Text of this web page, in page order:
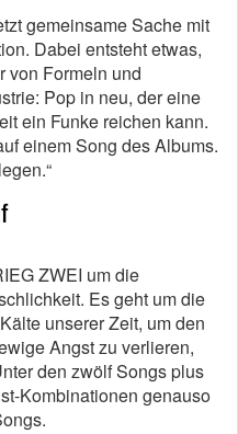
gemeinsame Sache mit
Dabei entsteht etwas,
von Formeln und
Pop in neu, der eine
ein Funke reichen kann.
einem Song des Albums.
ZWEI um die
Es geht um die
unserer Zeit, um den
Angst zu verlieren,
den zwölf Songs plus
Kombinationen genauso